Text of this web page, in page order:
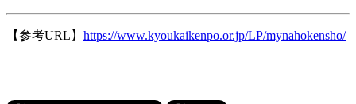
【参考URL】 https://www.kyoukaikenpo.or.jp/LP/mynahokensho/